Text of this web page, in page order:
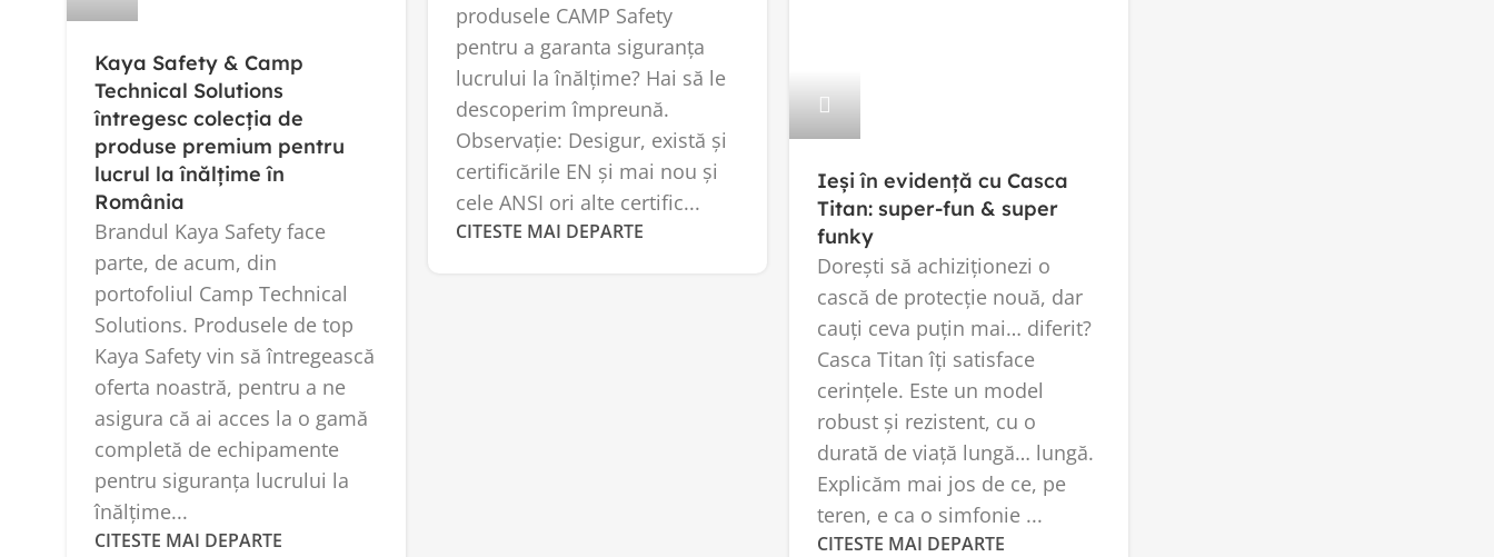
Kaya Safety & Camp
Technical Solutions
întregesc colecția de
produse premium pentru
lucrul la înălțime în
România
Brandul Kaya Safety face
parte, de acum, din
portofoliul Camp Technical
Solutions. Produsele de top
Kaya Safety vin să întregească
oferta noastră, pentru a ne
asigura că ai acces la o gamă
completă de echipamente
pentru siguranța lucrului la
înălțime...
CITESTE MAI DEPARTE
produsele CAMP Safety
pentru a garanta siguranța
lucrului la înălțime? Hai să le
descoperim împreună.
Observație: Desigur, există și
certificările EN și mai nou și
cele ANSI ori alte certific...
CITESTE MAI DEPARTE
Ieși în evidență cu Casca
Titan: super-fun & super
funky
Dorești să achiziționezi o
cască de protecție nouă, dar
cauți ceva puțin mai… diferit?
Casca Titan îți satisface
cerințele. Este un model
robust și rezistent, cu o
durată de viață lungă… lungă.
Explicăm mai jos de ce, pe
teren, e ca o simfonie ...
CITESTE MAI DEPARTE